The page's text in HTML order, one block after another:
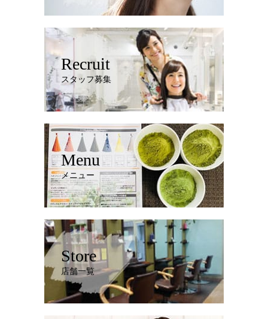
Recruit
スタッフ募集
Menu
メニュー
Store
店舗一覧